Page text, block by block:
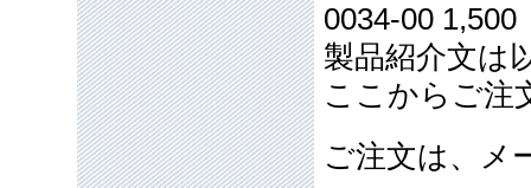
0034-00
製品紹介文は
ここからご注
ご注文は、メ